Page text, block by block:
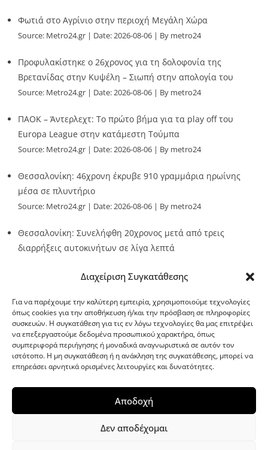
Διαχείριση Συγκατάθεσης
Για να παρέχουμε την καλύτερη εμπειρία, χρησιμοποιούμε τεχνολογίες
όπως cookies για την αποθήκευση ή/και την πρόσβαση σε πληροφορίες
συσκευών. Η συγκατάθεση για τις εν λόγω τεχνολογίες θα μας επιτρέψει
να επεξεργαστούμε δεδομένα προσωπικού χαρακτήρα, όπως
συμπεριφορά περιήγησης ή μοναδικά αναγνωριστικά σε αυτόν τον
ιστότοπο. Η μη συγκατάθεση ή η ανάκληση της συγκατάθεσης, μπορεί να
επηρεάσει αρνητικά ορισμένες λειτουργίες και δυνατότητες.
Αποδοχή
Δεν αποδέχομαι
Φωτιά στο Αγρίνιο στην περιοχή Μεγάλη Χώρα
Source: Metro24.gr Date: 2026-08-06 By metro24
Προφυλακίστηκε ο 26χρονος για τη δολοφονία της
Βρετανίδας στην Κυψέλη – Σιωπή στην απολογία του
Source: Metro24.gr Date: 2026-08-06 By metro24
ΠΑΟΚ – Άντερλεχτ: Το πρώτο βήμα για τα play off του
Europa League στην κατάμεστη Τούμπα
Source: Metro24.gr Date: 2026-08-06 By metro24
Θεσσαλονίκη: 46χρονη έκρυβε 910 γραμμάρια ηρωίνης
μέσα σε πλυντήριο
Source: Metro24.gr Date: 2026-08-06 By metro24
Θεσσαλονίκη: Συνελήφθη 20χρονος μετά από τρεις
διαρρήξεις αυτοκινήτων σε λίγα λεπτά
G-point.gr